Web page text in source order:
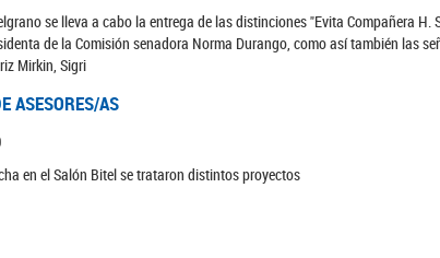
se lleva a cabo la entrega de las distinciones "Evita Compañera
de la Comisión senadora Norma Durango, como así también las
Mirkin, Sigri
ASESORES/AS
en el Salón Bitel se trataron distintos proyectos